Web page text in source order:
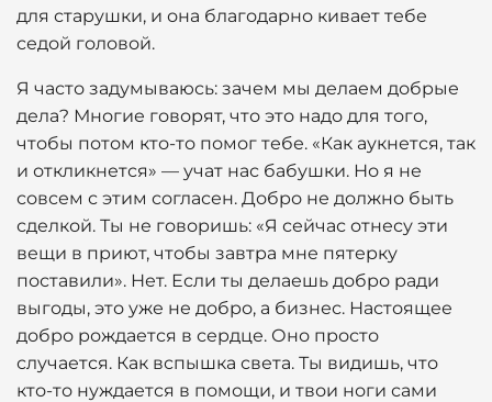
для старушки, и она благодарно кивает тебе
седой головой.
Я часто задумываюсь: зачем мы делаем добрые
дела? Многие говорят, что это надо для того,
чтобы потом кто-то помог тебе. «Как аукнется, так
и откликнется» — учат нас бабушки. Но я не
совсем с этим согласен. Добро не должно быть
сделкой. Ты не говоришь: «Я сейчас отнесу эти
вещи в приют, чтобы завтра мне пятерку
поставили». Нет. Если ты делаешь добро ради
выгоды, это уже не добро, а бизнес. Настоящее
добро рождается в сердце. Оно просто
случается. Как вспышка света. Ты видишь, что
кто-то нуждается в помощи, и твои ноги сами